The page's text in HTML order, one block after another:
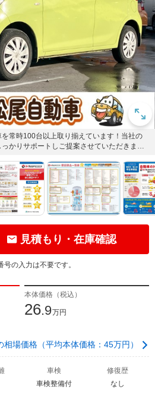
常時100台以上取り揃えています！当社の
かりサポートしご提案させていただきま
見積もり・在庫確認
の入力は不要です。
本体価格（税込）
26.9万円
相場価格（平均本体価格：45万円）
車検
車検整備付
修復歴
なし